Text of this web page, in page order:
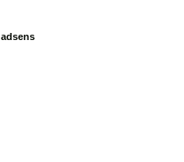
adsens